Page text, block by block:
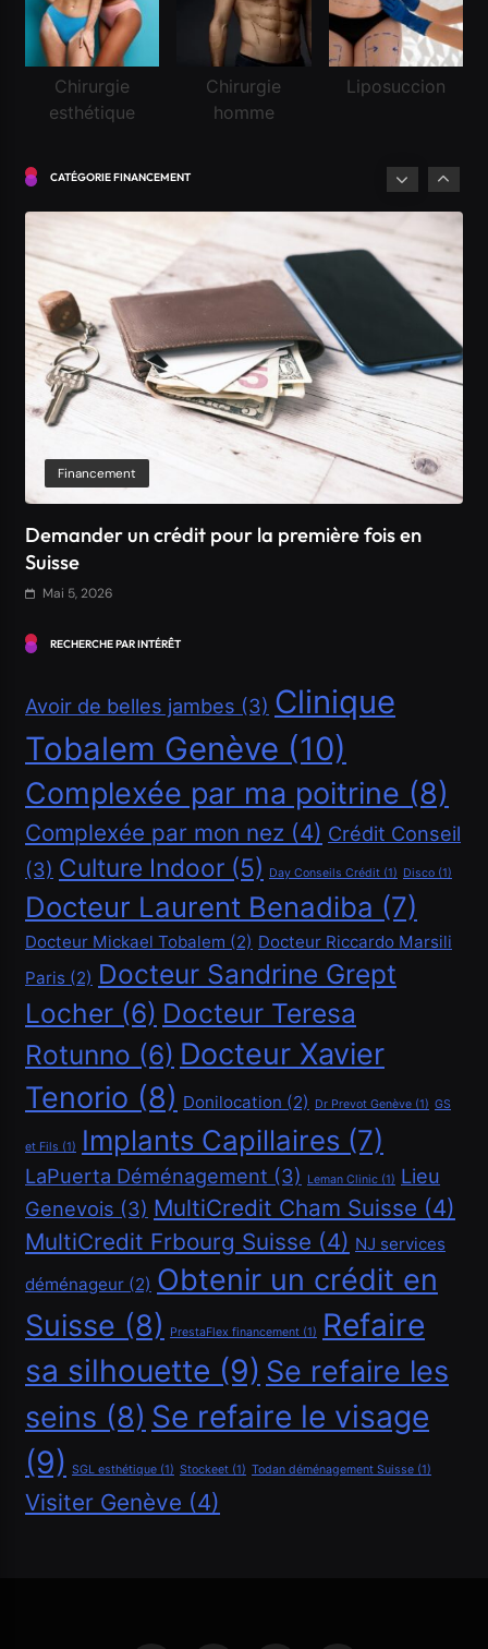
Chirurgie
esthétique
Chirurgie
homme
Liposuccion
CATÉGORIE FINANCEMENT
Mai 5, 2026
Financement
Comment obtenir un crédit Bancaire en Suisse ?
Financement
Demander un crédit de 20000 CHF
Mai 5, 2026
Financement
Demander un crédit de 40000 CHF
Mai 5, 2026
RECHERCHE PAR INTÉRÊT
Avoir de belles jambes (3) Clinique
Tobalem Genève (10)
Complexée par ma poitrine (8)
Complexée par mon nez (4) Crédit Conseil
(3) Culture Indoor (5) Day Conseils Crédit (1) Disco (1)
Docteur Laurent Benadiba (7)
Docteur Mickael Tobalem (2) Docteur Riccardo Marsili
Paris (2) Docteur Sandrine Grept
Locher (6) Docteur Teresa
Rotunno (6) Docteur Xavier
Tenorio (8) Donilocation (2) Dr Prevot Genève (1) GS
et Fils (1) Implants Capillaires (7)
LaPuerta Déménagement (3) Leman Clinic (1) Lieu
Genevois (3) MultiCredit Cham Suisse (4)
MultiCredit Frbourg Suisse (4) NJ services
déménageur (2) Obtenir un crédit en
Suisse (8) PrestaFlex financement (1)
Refaire
sa silhouette (9) Se refaire les
seins (8) Se refaire le visage
(9) SGL esthétique (1) Stockeet (1) Todan déménagement Suisse (1)
Visiter Genève (4)